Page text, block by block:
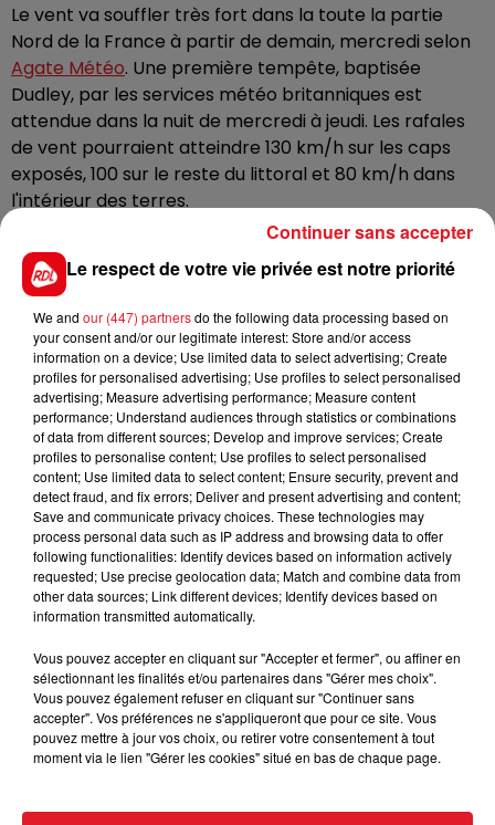
Le vent va souffler très fort dans la toute la partie
Nord de la France à partir de demain, mercredi selon
Agate Météo. Une première tempête, baptisée
Dudley, par les services météo britanniques est
attendue dans la nuit de mercredi à jeudi. Les rafales
de vent pourraient atteindre 130 km/h sur les caps
exposés, 100 sur le reste du littoral et 80 km/h dans
l'intérieur des terres.
La tempête Eunice devrait arriver dans la foulée
vendredi, avec des pointes attendues à 160 km/h, elles
dépasseront les 130 km/h dans l'intérieur des terres.
Météo France reste, pour l’instant, prudente. Ces
prévisions seront évidemment à affiner dans les
prochaines heures.
FIL D'ACTUS
15 juillet 2026
BÉTHUNE: ENQUÊTE POUR HOMICIDE
VOLONTAIRE EN COURS, APRÈS LA...
à des prostituées
Le respect de votre vie privée est notre priorité
We and our (447) partnersdo the following data processing based on
your consent and/or our legitimate interest: Store and/or access
information on a device; Use limited data to select advertising; Create
profiles for personalised advertising; Use profiles to select personalised
advertising; Measure advertising performance; Measure content
performance; Understand audiences through statistics or combinations
of data from different sources; Develop and improve services; Create
profiles to personalise content; Use profiles to select personalised
content; Use limited data to select content; Ensure security, prevent and
detect fraud, and fix errors; Deliver and present advertising and content;
Save and communicate privacy choices. These technologies may
process personal data such as IP address and browsing data to offer
following functionalities: Identify devices based on information actively
requested; Use precise geolocation data; Match and combine data from
other data sources; Link different devices; Identify devices based on
information transmitted automatically.
Vous pouvez accepter en cliquant sur "Accepter et fermer", ou affiner en
sélectionnant les finalités et/ou partenaires dans "Gérer mes choix".
Vous pouvez également refuser en cliquant sur "Continuer sans
accepter". Vos préférences ne s'appliqueront que pour ce site. Vous
pouvez mettre à jour vos choix, ou retirer votre consentement à tout
moment via le lien "Gérer les cookies" situé en bas de chaque page.
Continuer sans accepter